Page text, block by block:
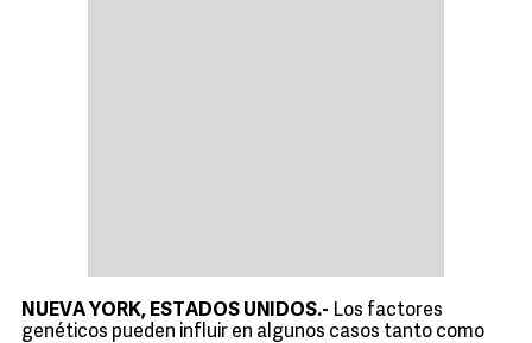
NUEVA YORK, ESTADOS UNIDOS.- Los factores
genéticos pueden influir en algunos casos tanto como